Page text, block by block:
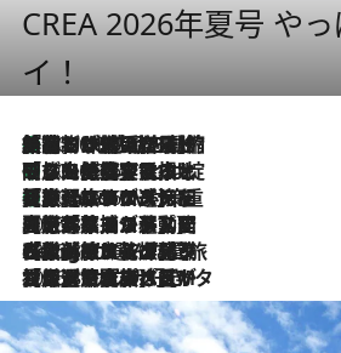
CREA 2026年夏号 や
イ！
2026.8.6
「荷物が増えるほど旅ストレスは増す」美容ジャーナリストがたどり着いた最終結論。“化粧品を劇的に減らす”感動の凝縮美容とは
2026.8.6
「旅先には金髪ウィッグを持参」日本と同じメイクでは損してる!? 美容ジャーナリストが提案する“掟破りの旅美容”とは
2026.8.6
【厳選旅コスメ】「身軽さ＆UV対策重視！」ヘアアーティストshucoが選んだ夏旅ベストコスメを発表【Mサイズジップ】
2026.8.5
【厳選旅コスメ】国内をあちこち移動する河井菜摘が選んだ夏旅ベストコスメ発表！「リラックスアイテムはマスト」【Mサイズジップ】
2026.8.4
【厳選旅コスメ】「紫外線＆乾燥対策しながらメイク感も！」ヘア＆メイクGeorgeが選んだ夏旅ベストコスメを発表！【Mサイズジップ】
2026.8.3
【厳選旅コスメ】「保湿もタイパ重視！」“サウナ好き”タレント清水みさとが愛用する夏旅ベストコスメを発表！【Mサイズジップ】